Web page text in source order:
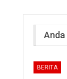
BERITA